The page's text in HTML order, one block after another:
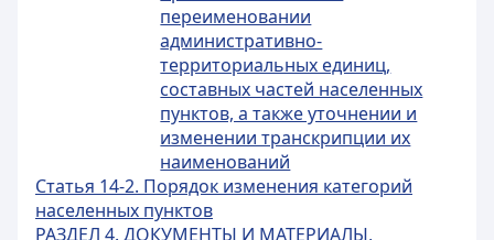
переименовании
административно-
территориальных единиц,
составных частей населенных
пунктов, а также уточнении и
изменении транскрипции их
наименований
Статья 14-2. Порядок изменения категорий
населенных пунктов
РАЗДЕЛ 4. ДОКУМЕНТЫ И МАТЕРИАЛЫ,